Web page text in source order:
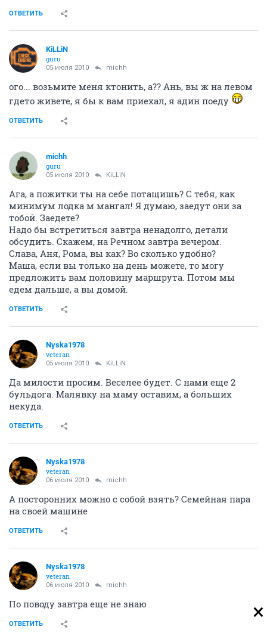
ОТВЕТИТЬ
KiLLiN
guru
05 июля 2010 michh
ого... возьмите меня ктонить, а?? Ань, вы ж на левом
гдето живете, я бы к вам приехал, я адин поеду
ОТВЕТИТЬ
michh
guru
05 июля 2010 KiLLiN
Ага, а пожитки ты на себе потащишь? С тебя, как
минимум лодка м мангал! Я думаю, заедут они за
тобой. Заедете?
Надо бы встретиться завтра ненадолго, детали
обсудить. Скажем, на Речном завтра вечером.
Слава, Аня, Рома, вы как? Во сколько удобно?
Маша, если вы только на день можете, то могу
предложить вам половину маршрута. Потом мы
едем дальше, а вы домой.
ОТВЕТИТЬ
Nyska1978
veteran
05 июля 2010 KiLLiN
Да милости просим. Веселее будет. С нами еще 2
бульдога. Малявку на маму оставим, а больших
некуда.
ОТВЕТИТЬ
Nyska1978
veteran
06 июля 2010 michh
А посторонних можно с собой взять? Семейная пара
на своей машине
ОТВЕТИТЬ
Nyska1978
veteran
06 июля 2010 michh
По поводу завтра еще не знаю
ОТВЕТИТЬ